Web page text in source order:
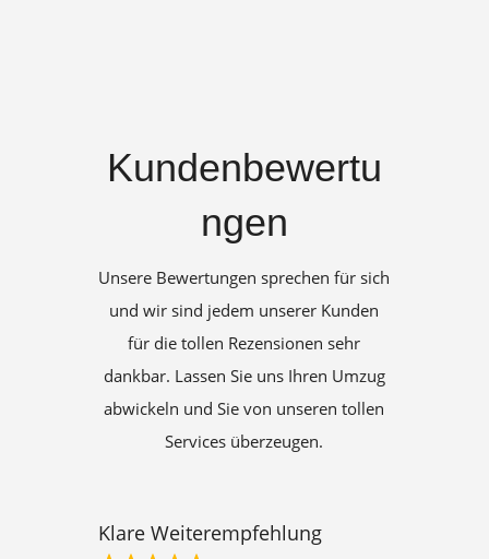
Kundenbewertu
ngen
Unsere Bewertungen sprechen für sich
und wir sind jedem unserer Kunden
für die tollen Rezensionen sehr
dankbar. Lassen Sie uns Ihren Umzug
abwickeln und Sie von unseren tollen
Services überzeugen.
Klare Weiterempfehlung